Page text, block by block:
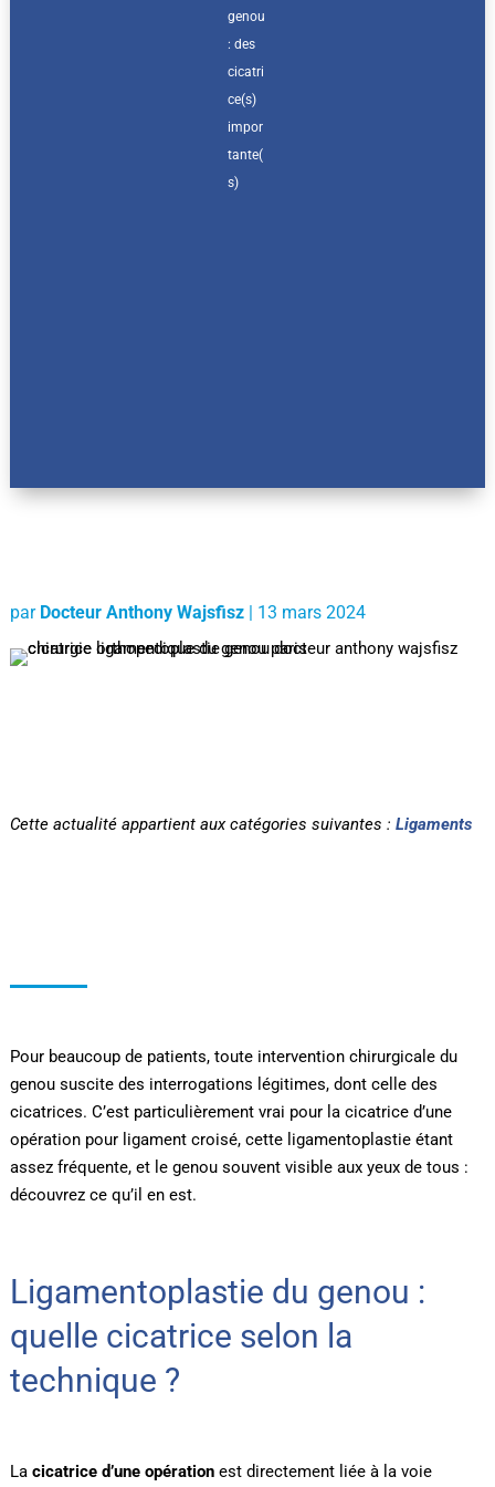
genou
: des
cicatri
ce(s)
impor
tante(
s)
par Docteur Anthony Wajsfisz| 13 mars 2024
Cette actualité appartient aux catégories suivantes : Ligaments
Pour beaucoup de patients, toute intervention chirurgicale du
genou suscite des interrogations légitimes, dont celle des
cicatrices. C’est particulièrement vrai pour la cicatrice d’une
opération pour ligament croisé, cette ligamentoplastie étant
assez fréquente, et le genou souvent visible aux yeux de tous :
découvrez ce qu’il en est.
Ligamentoplastie du genou :
quelle cicatrice selon la
technique ?
La cicatrice d’une opérationest directement liée à la voie